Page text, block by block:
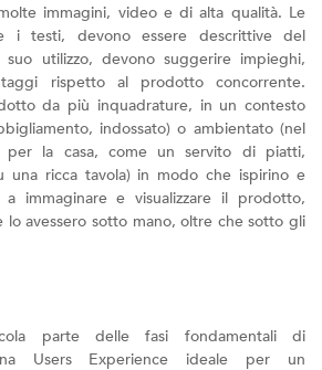
immagini, video e di alta qualità. Le
i testi, devono essere descrittive del
utilizzo, devono suggerire impieghi,
rispetto al prodotto concorrente.
da più inquadrature, in un contesto
indossato) o ambientato (nel
per la casa, come un servito di piatti,
una ricca tavola) in modo che ispirino e
a immaginare e visualizzare il prodotto,
lo avessero sotto mano, oltre che sotto gli
parte delle fasi fondamentali di
Users Experience ideale per un